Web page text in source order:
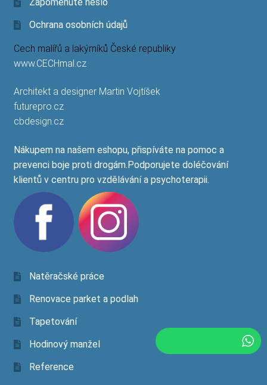
Ochrana osobních údajů
Cech malířů a lakýrníků České republiky
www.CECHmal.cz
Architekt a designer Martin Vojtíšek
futurepro.cz
cbdesign.cz
Nákupem na našem eshopu, přispíváte na pomoc a
prevenci boje proti drogám.Podporujete doléčování
klientů v centru pro vzdělávání a psychoterapii.
Natěračské práce
Renovace parket a podlah
Tapetování
Hodinový manžel
Reference